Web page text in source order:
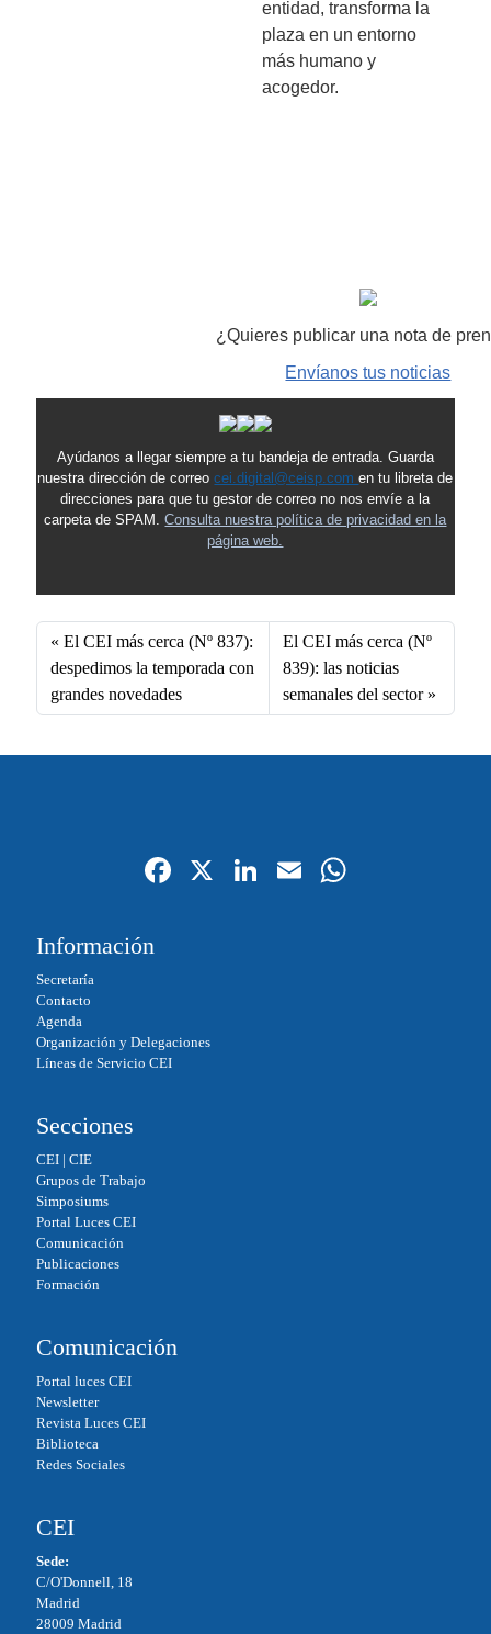
entidad, transforma la
plaza en un entorno
más humano y
acogedor.
¿Quieres publicar una nota de
Envíanos tus noticias
Ayúdanos a llegar siempre a tu bandeja de entrada. Guarda
nuestra dirección de correocei.digital@ceisp.comen tu libreta de
direcciones para que tu gestor de correo no nos envíe a la
carpeta de SPAM.
Consulta nuestra política de privacidad en la
página web.
El CEI más cerca (Nº 837):
despedimos la temporada con
grandes novedades
El CEI más cerca (Nº
839): las noticias
semanales del sector
Fa
X
Li
E
Información
Secretaría
Contacto
Agenda
Organización y Delegaciones
Líneas de Servicio CEI
Secciones
CEI| CIE
Grupos de Trabajo
Simposiums
Portal Luces CEI
Comunicación
Publicaciones
Formación
Comunicación
Portal luces CEI
Newsletter
Revista Luces CEI
Biblioteca
Redes Sociales
CEI
Sede:
C/O'Donnell, 18
Madrid
28009 Madrid